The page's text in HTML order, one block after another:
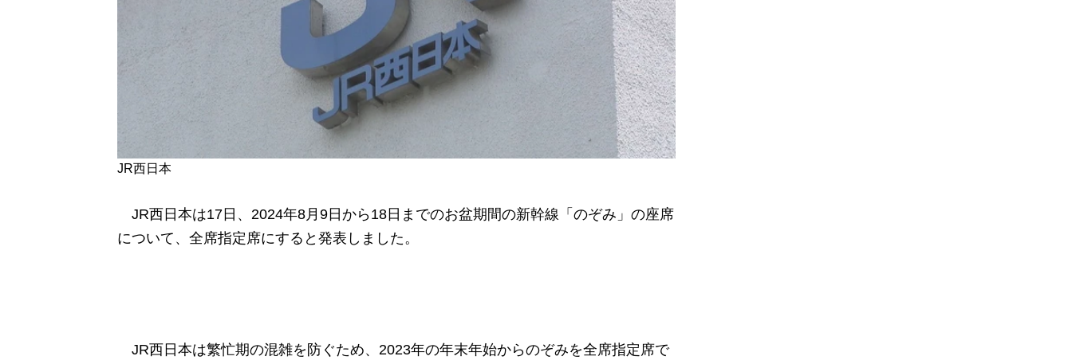
JR西日本
JR西日本は17日、2024年8月9日から18日までのお盆期間の新幹線「のぞみ」の座席
について、全席指定席にすると発表しました。
JR西日本は繁忙期の混雑を防ぐため、2023年の年末年始からのぞみを全席指定席で